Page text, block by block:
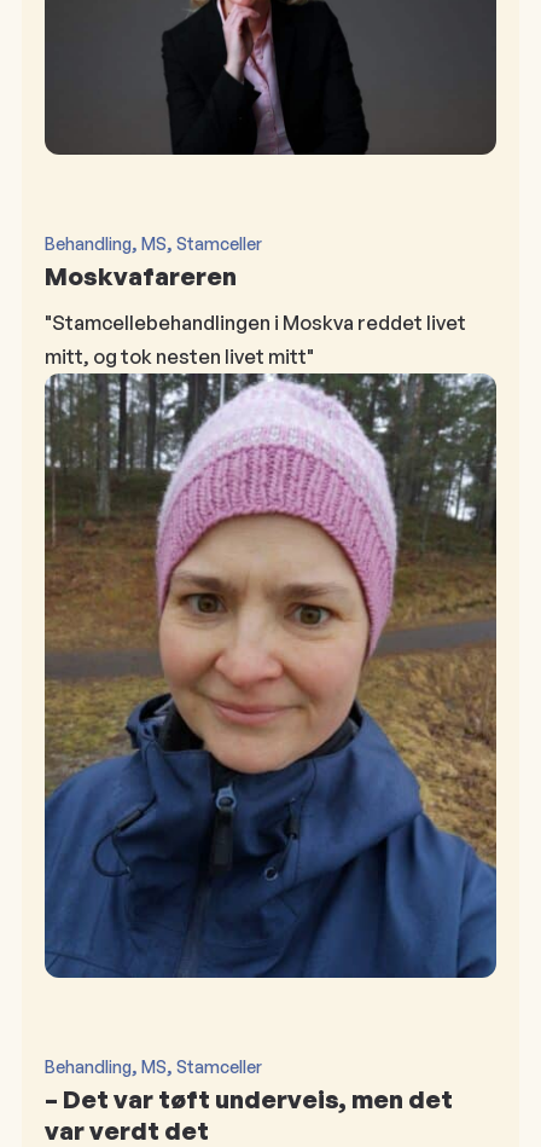
Behandling, MS, Stamceller
Moskvafareren
"Stamcellebehandlingen i Moskva reddet livet
mitt, og tok nesten livet mitt"
Behandling, MS, Stamceller
– Det var tøft underveis, men det
var verdt det